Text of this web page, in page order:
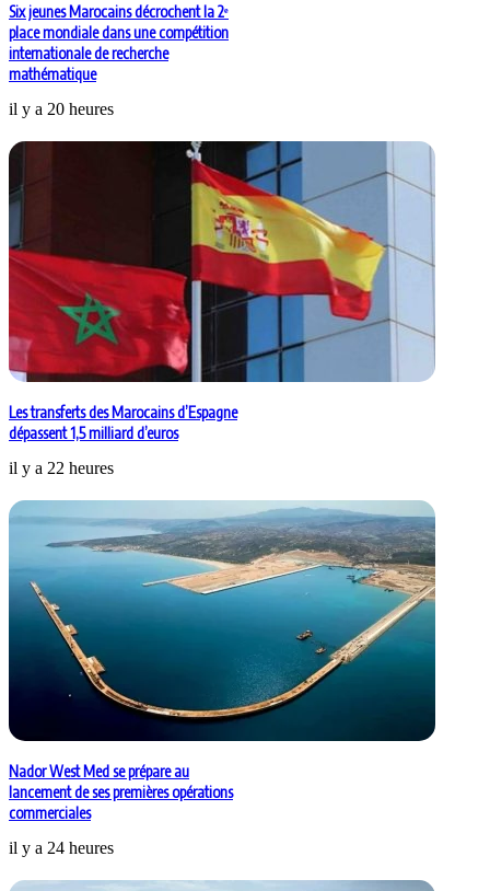
Six jeunes Marocains décrochent la 2ᵉ
place mondiale dans une compétition
internationale de recherche
mathématique
il y a 20 heures
Les transferts des Marocains d’Espagne
dépassent 1,5 milliard d’euros
il y a 22 heures
Nador West Med se prépare au
lancement de ses premières opérations
commerciales
il y a 24 heures